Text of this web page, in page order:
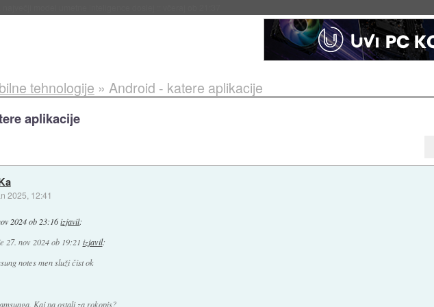
tehnologije » Android - katere aplikacije
aplikacije
2025, 12:41
2024 ob 23:16 izjavil:
27. nov 2024 ob 19:21 izjavil:
notes men služi čist ok
Kaj pa ostali za rokopis?